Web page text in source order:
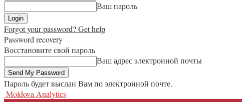
Ваш пароль
Forgot your password? Get help
Password recovery
Восстановите свой пароль
Ваш адрес электронной почты
Пароль будет выслан Вам по электронной почте.
Moldova Analytics